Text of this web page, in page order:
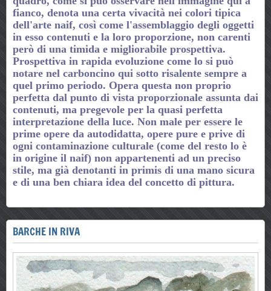
fianco, denota una certa vivacità nei colori tipica
dell'arte naif, così come l'assemblaggio degli oggetti
in esso contenuti e la loro proporzione, non carenti
però di una timida e migliorabile prospettiva.
Prospettiva in rapida evoluzione come lo si può
notare nel carboncino qui sotto risalente sempre a
quel primo periodo. Opera questa non proprio
perfetta dal punto di vista proporzionale assunta dai
contenuti, ma pregevole per la quasi perfetta
interpretazione della luce. Non male per essere le
prime opere da autodidatta, opere pure e prive di
ogni contaminazione culturale (come del resto lo è
in origine il naif) non appartenenti ad un preciso
stile, ma già denotanti in primis di una mano sicura
e di una ben chiara idea del concetto di pittura.
BARCHE IN RIVA